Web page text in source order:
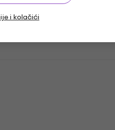
i kolačići